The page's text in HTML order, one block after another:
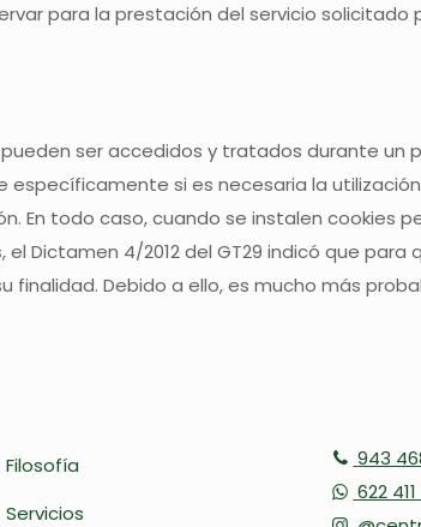
para la prestación del servicio solicitado
ser accedidos y tratados durante un
si es necesaria la
En todo caso, cuando se instalen cookies
Dictamen 4/2012 del GT29 indicó que
Debido a ello, es mucho más
Filosofía
Servicios
943
622 411